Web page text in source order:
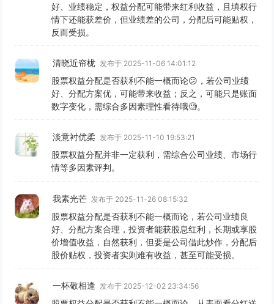
好、业绩稳定，权益分配可能带来红利收益，且填权行
情下还能获差价，但业绩差的公司，分配后可能贴权，
反而受损。
清晓近帘栊 发布于 2025-11-06 14:01:12
股票权益分配是否获利不能一概而论😕，若公司业绩
好、分配方案优，可能带来收益；反之，可能只是账面
数字变化，需综合多因素理性看待哦🧐。
淡意衬优柔 发布于 2025-11-10 19:53:21
股票权益分配并非一定获利，需综合公司业绩、市场行
情等多因素评判。
我素光芒 发布于 2025-11-26 08:15:32
股票权益分配是否获利不能一概而论，若公司业绩良
好、分配方案合理，投资者能获股息红利，长期或享股
价增值收益，自然获利，但要是公司借此炒作，分配后
股价贴权，投资者实则难有收益，甚至可能受损。
一杯敬相逢 发布于 2025-12-02 23:34:56